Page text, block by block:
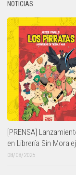
NOTICIAS
[PRENSA]
en Librería Sin
08/08/2025